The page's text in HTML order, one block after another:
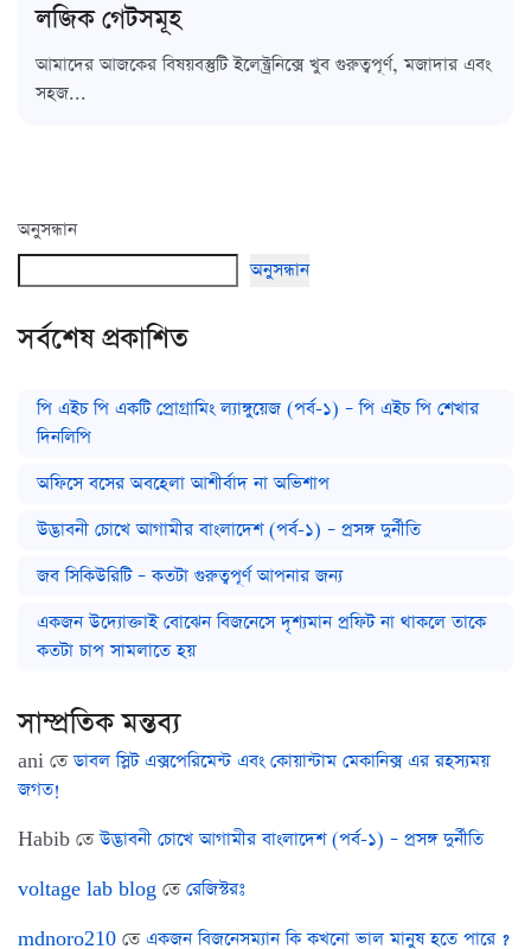
লজিক গেটসমূহ
আমাদের আজকের বিষয়বস্তুটি ইলেক্ট্রনিক্সে খুব গুরুত্বপূর্ণ, মজাদার এবং
সহজ...
অনুসন্ধান
অনুসন্ধান
সর্বশেষ প্রকাশিত
পি এইচ পি একটি প্রোগ্রামিং ল্যাঙ্গুয়েজ (পর্ব-১) – পি এইচ পি শেখার
দিনলিপি
অফিসে বসের অবহেলা আশীর্বাদ না অভিশাপ
উদ্ভাবনী চোখে আগামীর বাংলাদেশ (পর্ব-১) – প্রসঙ্গ দুর্নীতি
জব সিকিউরিটি – কতটা গুরুত্বপূর্ণ আপনার জন্য
একজন উদ্যোক্তাই বোঝেন বিজনেসে দৃশ্যমান প্রফিট না থাকলে তাকে
কতটা চাপ সামলাতে হয়
সাম্প্রতিক মন্তব্য
ani তেডাবল স্লিট এক্সপেরিমেন্ট এবং কোয়ান্টাম মেকানিক্স এর রহস্যময়
জগত!
Habib তেউদ্ভাবনী চোখে আগামীর বাংলাদেশ (পর্ব-১) – প্রসঙ্গ দুর্নীতি
voltage lab blog তেরেজিস্টরঃ
mdnoro210 তেএকজন বিজনেসম্যান কি কখনো ভাল মানুষ হতে পারে ?